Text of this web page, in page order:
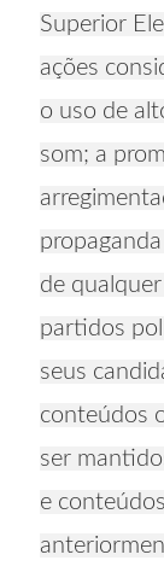
Superior
ações
o uso de
som; a
de
partidos
seus
conteúdos
ser
e